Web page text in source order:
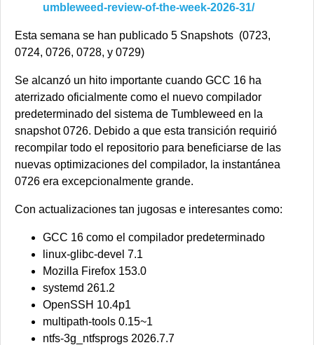
umbleweed-review-of-the-week-2026-31/
Esta semana se han publicado 5 Snapshots (0723,
0724, 0726, 0728, y 0729)
Se alcanzó un hito importante cuando GCC 16 ha
aterrizado oficialmente como el nuevo compilador
predeterminado del sistema de Tumbleweed en la
snapshot 0726. Debido a que esta transición requirió
recompilar todo el repositorio para beneficiarse de las
nuevas optimizaciones del compilador, la instantánea
0726 era excepcionalmente grande.
Con actualizaciones tan jugosas e interesantes como:
GCC 16 como el compilador predeterminado
linux-glibc-devel 7.1
Mozilla Firefox 153.0
systemd 261.2
OpenSSH 10.4p1
multipath-tools 0.15~1
ntfs-3g_ntfsprogs 2026.7.7